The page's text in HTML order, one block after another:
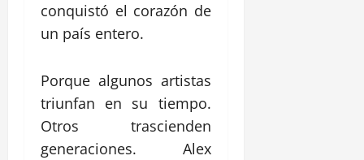
conquistó el corazón de
un país entero.
Porque algunos artistas
triunfan en su tiempo.
Otros trascienden
generaciones. Alex